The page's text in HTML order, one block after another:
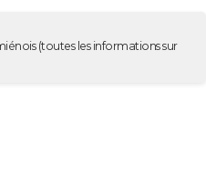
(toutes les informations sur